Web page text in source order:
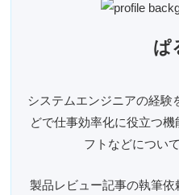
ぱ
システムエンジニアの経験
どで仕事効率化に役立つ
フトなどについ
製品レビュー記事の執筆